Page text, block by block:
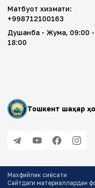
Тошкент шаҳар
Матбуот хизмати:
+998712100163
Душанба - Жума, 09:00 -
18:00
Махфийлик сиёсати
Сайтдаги материаллардан